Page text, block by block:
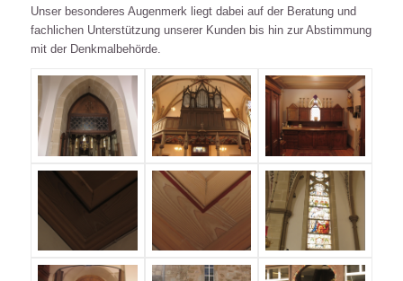
Unser besonderes Augenmerk liegt dabei auf der Beratung und
fachlichen Unterstützung unserer Kunden bis hin zur Abstimmung
mit der Denkmalbehörde.